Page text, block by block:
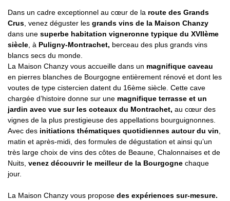
Dans un cadre exceptionnel au cœur de la route des Grands
Crus , venez déguster les grands vins de la Maison Chanzy
dans une superbe habitation vigneronne typique du XVIIème
siècle , à Puligny-Montrachet, berceau des plus grands vins
blancs secs du monde.
La Maison Chanzy vous accueille dans un magnifique caveau
en pierres blanches de Bourgogne entièrement rénové et dont les
voutes de type cistercien datent du 16ème siècle. Cette cave
chargée d’histoire donne sur une magnifique terrasse et un
jardin avec vue sur les coteaux du Montrachet, au cœur des
vignes de la plus prestigieuse des appellations bourguignonnes.
Avec des initiations thématiques quotidiennes autour du vin
matin et après-midi, des formules de dégustation et ainsi qu’un
très large choix de vins des côtes de Beaune, Chalonnaises et de
Nuits, venez découvrir le meilleur de la Bourgogne chaque
jour.
La Maison Chanzy vous propose des expériences sur-mesure.